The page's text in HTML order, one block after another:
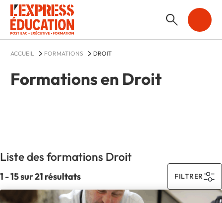
ACCUEIL FORMATIONS DROIT
Formations en Droit
Liste des formations Droit
FILTRER
1 - 15 sur 21 résultats